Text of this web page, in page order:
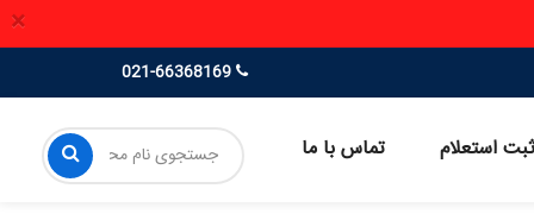
×
استعلام تماس با ما